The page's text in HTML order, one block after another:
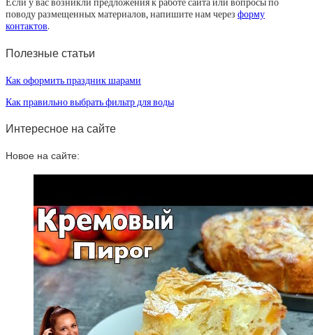
Если у вас возникли предложения к работе сайта или вопросы по
поводу размещенных материалов, напишите нам через форму
контактов.
Полезные статьи
Как оформить праздник шарами
Как правильно выбрать фильтр для воды
Интересное на сайте
Новое на сайте: